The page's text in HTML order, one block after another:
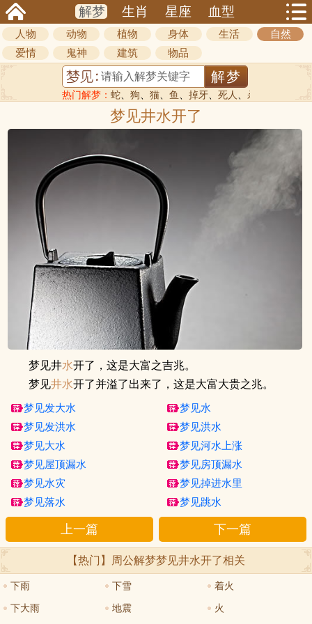
解梦 生肖 星座 血型
人物 动物 植物 身体 生活
自然
爱情
鬼神 建筑 物品
热门解梦： 蛇、 狗、 猫、 鱼 、 掉牙、 死人 、 杀人
梦见井水开了
梦见井水开了，这是大富之吉兆。
梦见井水开了并溢了出来了，这是大富大贵之兆。
梦见发大水
梦见水
梦见发洪水
梦见洪水
梦见大水
梦见河水上涨
梦见屋顶漏水
梦见房顶漏水
梦见水灾
梦见掉进水里
梦见落水
梦见跳水
上一篇 下一篇
【热门】周公解梦梦见井水开了相关
下雨 下雪 着火
下大雨 地震 火